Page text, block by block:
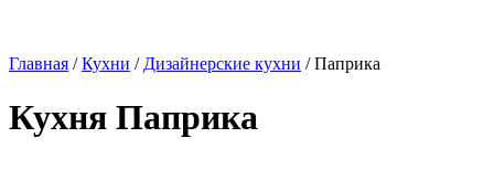
Главная /Кухни / Дизайнерские кухни / Паприка
Кухня Паприка